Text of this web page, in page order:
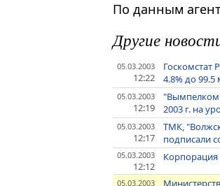
По данным
Другие
05.03.2003
12:22
Госкомстат
4.8% до
05.03.2003
12:19
2003 г. на
05.03.2003
12:17
ТМК,
подписали
05.03.2003
12:12
Корпорация
05.03.2003